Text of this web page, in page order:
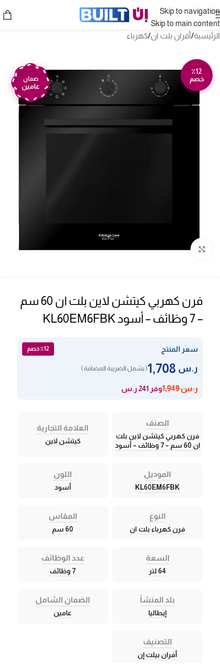
Skip to navigation
Skip to main content
الرئيسية/أفران بلت ان/كهرباء
٪12
خصم
ضمان
عامين
Click to enlarge
فرن كهربي كيتشن لاين بلت ان 60 سم
– 7 وظائف – أسود KL60EM6FBK
سعر المنتج ٪12 خصم
ر.س ( يشمل الضريبة المضافة )
ر.س1,949 وفر 241 ر.س
الصنف
فرن كهربي كيتشن لاين بلت
ان 60 سم – 7 وظائف – أسود
العلامة التجارية
كيتشن لاين
الموديل
KL60EM6FBK
اللون
أسود
النوع
فرن كهرباء بلت ان
المقاس
60 سم
السعة
64 لتر
عدد الوظائف
7 وظائف
بلد المنشأ
إيطاليا
الضمان الشامل
عامين
التصنيف
أفران بيلت إن